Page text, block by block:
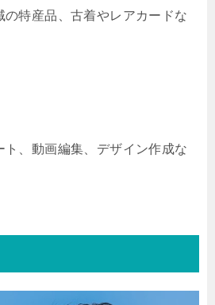
特産品、古着やレアカードな
、動画編集、デザイン作成な